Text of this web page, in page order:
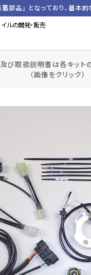
ルの開発・販売
品」 となっており、基本的
び取扱説明書は各キットの
（画像をクリック）
S.GSX400/250E-1